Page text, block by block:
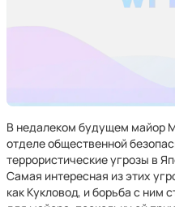
В недалеком будущем майор
отделе общественной
террористические угрозы в
Самая интересная из этих
как Кукловод, и борьба с ним